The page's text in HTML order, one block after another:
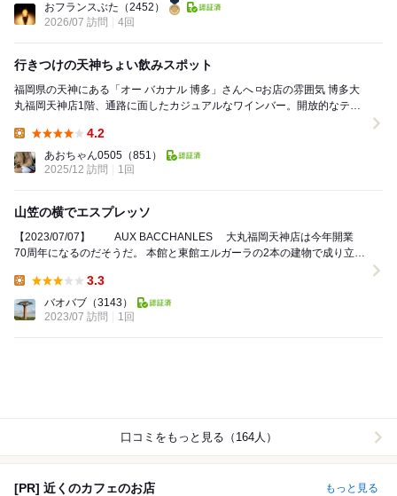
おフランスぶた （2452）
2026/07 訪問
4回
行きつけの天神ちょい飲みスポット
福岡県の天神にある「オー バカナル 博多」さんへ ◽️お店の雰囲気 博多大
丸福岡天神店1階、通路に面したカジュアルなワインバー。開放的なテラ
4.2
あおちゃん0505 （851）
2025/12 訪問
1回
山笠の横でエスプレッソ
【2023/07/07】 AUX BACCHANLES 大丸福岡天神店は今年開業
70周年になるのだそうだ。 本館と東館エルガーラの2本の建物で成り立っ
3.3
バオバブ （3143）
2023/07 訪問
1回
口コミをもっと見る（164人）
[PR] 近くのカフェのお店 もっと見る